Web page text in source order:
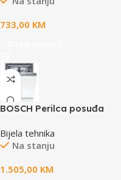
733,00 KM
BOSCH Perilca posuđa
6 Prog,4 funkcije, 865-925 x
600 x 550 mm
Bijela tehnika
Na stanju
1.505,00 KM